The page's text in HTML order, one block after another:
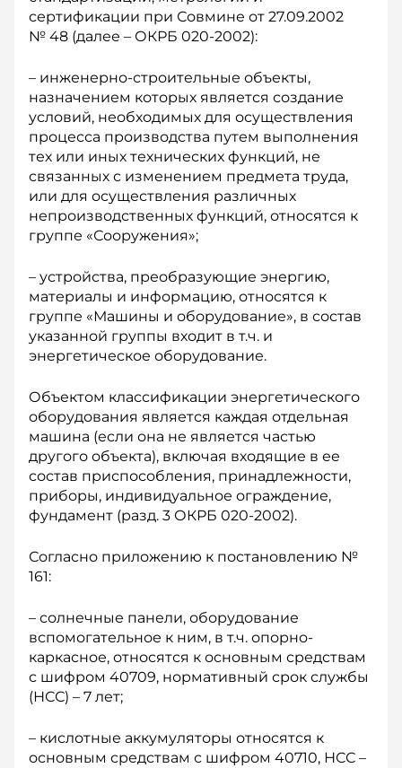
сертификации при Совмине от 27.09.2002
№ 48 (далее – ОКРБ 020-2002):
– инженерно-строительные объекты,
назначением которых является создание
условий, необходимых для осуществления
процесса производства путем выполнения
тех или иных технических функций, не
связанных с изменением предмета труда,
или для осуществления различных
непроизводственных функций, относятся к
группе «Сооружения»;
– устройства, преобразующие энергию,
материалы и информацию, относятся к
группе «Машины и оборудование», в состав
указанной группы входит в т.ч. и
энергетическое оборудование.
Объектом классификации энергетического
оборудования является каждая отдельная
машина (если она не является частью
другого объекта), включая входящие в ее
состав приспособления, принадлежности,
приборы, индивидуальное ограждение,
фундамент (разд. 3 ОКРБ 020-2002).
Согласно приложению к постановлению №
161:
– солнечные панели, оборудование
вспомогательное к ним, в т.ч. опорно-
каркасное, относятся к основным средствам
с шифром 40709, нормативный срок службы
(НСС) – 7 лет;
– кислотные аккумуляторы относятся к
основным средствам с шифром 40710, НСС –